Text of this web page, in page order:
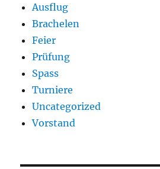
Ausflug
Brachelen
Feier
Prüfung
Spass
Turniere
Uncategorized
Vorstand